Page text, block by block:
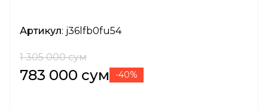
Артикул: j36lfb0fu54
1 305 000 сум
783 000 сум -40%